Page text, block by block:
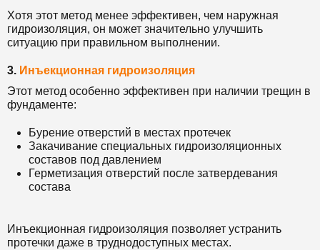
Хотя этот метод менее эффективен, чем наружная
гидроизоляция, он может значительно улучшить
ситуацию при правильном выполнении.
3. Инъекционная гидроизоляция
Этот метод особенно эффективен при наличии трещин в
фундаменте:
Бурение отверстий в местах протечек
Закачивание специальных гидроизоляционных
составов под давлением
Герметизация отверстий после затвердевания
состава
Инъекционная гидроизоляция позволяет устранить
протечки даже в труднодоступных местах.